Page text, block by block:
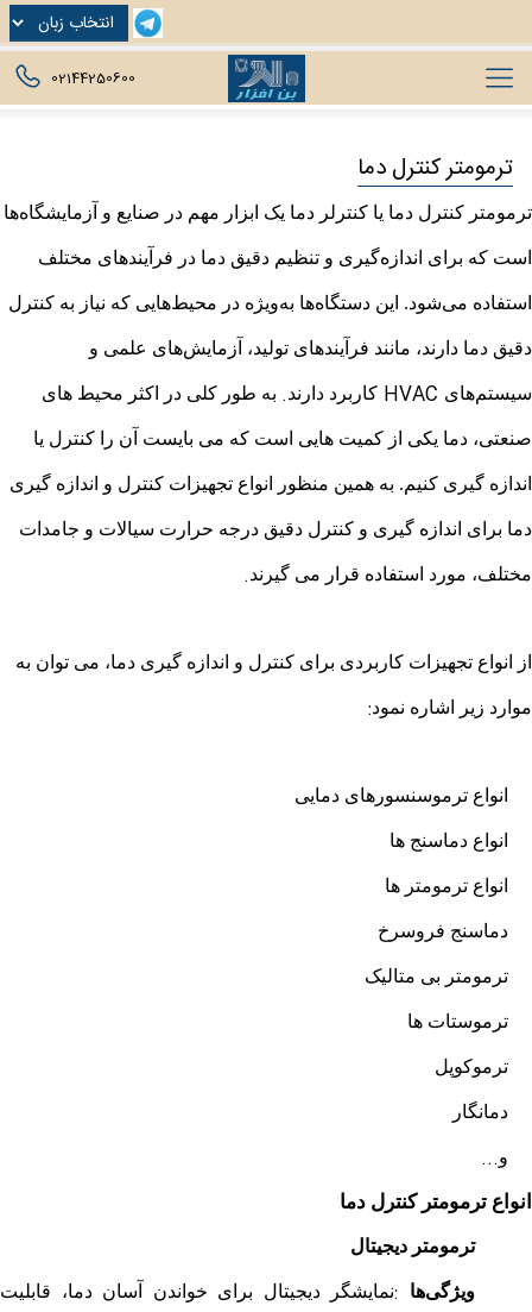
02144250600
ترمومتر کنترل دما
ترمومتر کنترل دما یا کنترلر دما یک ابزار مهم در صنایع و آزمایشگاه‌ها
است که برای اندازه‌گیری و تنظیم دقیق دما در فرآیندهای مختلف
استفاده می‌شود. این دستگاه‌ها به‌ویژه در محیط‌هایی که نیاز به کنترل
دقیق دما دارند، مانند فرآیندهای تولید، آزمایش‌های علمی و
سیستم‌های HVAC کاربرد دارند. به طور کلی در اکثر محیط های
صنعتی، دما یکی از کمیت هایی است که می بایست آن را کنترل یا
اندازه گیری کنیم. به همین منظور انواع تجهیزات کنترل و اندازه گیری
دما برای اندازه گیری و کنترل دقیق درجه حرارت سیالات و جامدات
مختلف، مورد استفاده قرار می گیرند.
از انواع تجهیزات کاربردی برای کنترل و اندازه گیری دما، می توان به
موارد زیر اشاره نمود:
انواع ترموسنسورهای دمایی
انواع دماسنج ها
انواع ترمومتر ها
دماسنج فروسرخ
ترمومتر بی متالیک
ترموستات ها
ترموکوپل
دمانگار
و...
انواع ترمومتر کنترل دما
ترمومتر دیجیتال
ویژگی‌ها :نمایشگر دیجیتال برای خواندن آسان دما، قابلیت